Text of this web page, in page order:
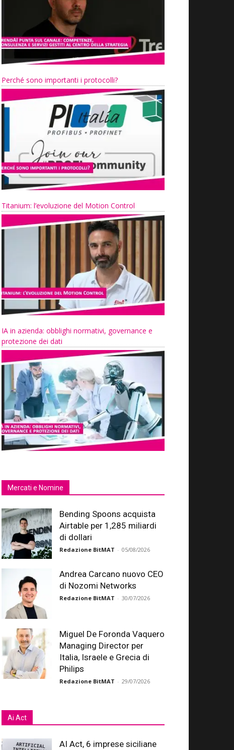
Perché sono importanti i protocolli?
Titanium: l’evoluzione del Motion Control
IA in azienda: obblighi normativi, governance e
protezione dei dati
Mercati e Nomine
Bending Spoons acquista
Airtable per 1,285 miliardi
di dollari
Redazione BitMAT - 05/08/2026
Andrea Carcano nuovo CEO
di Nozomi Networks
Redazione BitMAT - 30/07/2026
Miguel De Foronda Vaquero
Managing Director per
Italia, Israele e Grecia di
Philips
Redazione BitMAT - 29/07/2026
Ai Act
AI Act, 6 imprese siciliane